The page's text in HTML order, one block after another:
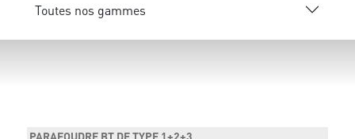
Toutes nos gammes
PARAFOUDRE BT DE TYPE 1+2+3